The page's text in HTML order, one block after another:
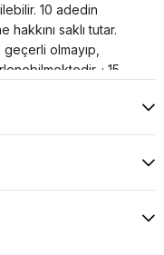
10 adedin
saklı tutar.
olmayıp,
; 15